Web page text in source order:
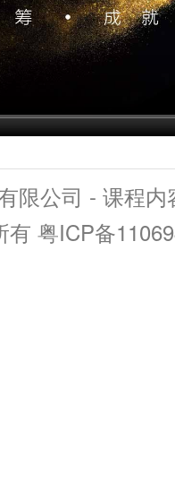
限公司 - 课程
有 粤ICP备